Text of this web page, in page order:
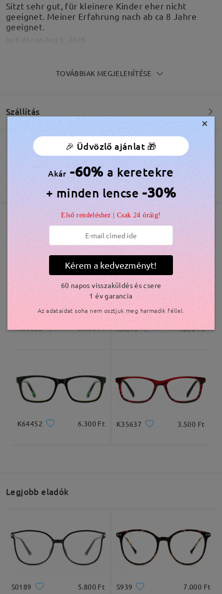
Sitzt sehr gut, für kleinere Kinder eher nicht
geeignet. Meiner Erfahrung nach ab ca 8 Jahre
geeignet.
and more circular lenses suit him a lot better. They
are sturdy as well for when he’s out jumping
around.
byKatieM Aug 2 , 2026
Olvassa el az összes
véleményt
Írjon egy véleményt
TOVÁBBIAK MEGJELENÍTÉSE
Szállítás
Megrendelés leadva
feldolgozási idő
5-7 munkanap részletek
Elküldve
szállítási idő
5-7 munkanap
részletek
Kiszállítva
Ingyenes Karcálló Lencsebevonat Tartozék
60 Napos Visszatérítés és Csere
365 Napos Garancia
Bővebben
Hasonló keretek
K60083 5.800 Ft KK010 4.800 Ft
K64452 6.300 Ft K35637 3.500 Ft
Legjobb eladók
S0189 5.800 Ft S939 7.000 Ft
×
🎉 Üdvözlő ajánlat 🎁
Akár -60% a keretekre
+ minden lencse -30%
Első rendeléshez | Csak 24 óráig!
Kérem a kedvezményt!
60 napos visszaküldés és csere
1 év garancia
Az adataidat soha nem osztjuk meg harmadik féllel.